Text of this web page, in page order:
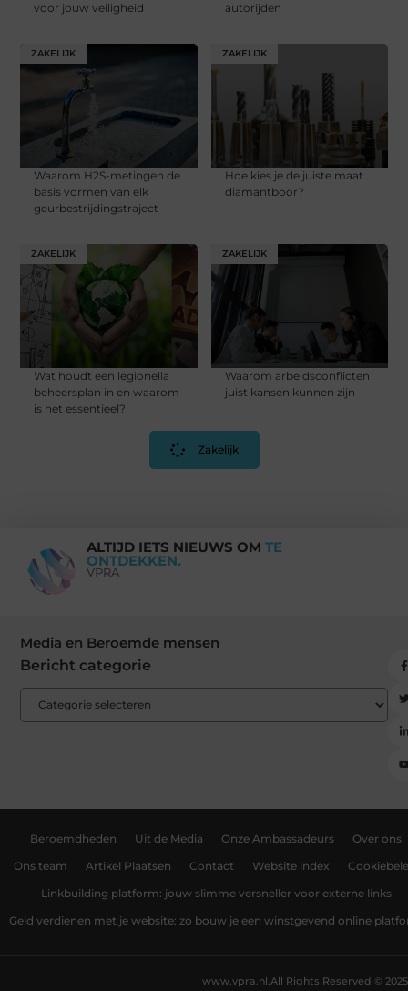
voor jouw veiligheid
autorijden
ZAKELIJK
Waarom H2S-metingen de
basis vormen van elk
geurbestrijdingstraject
ZAKELIJK
Hoe kies je de juiste maat
diamantboor?
ZAKELIJK
Wat houdt een legionella
beheersplan in en waarom
is het essentieel?
ZAKELIJK
Waarom arbeidsconflicten
juist kansen kunnen zijn
Zakelijk
ALTIJD IETS NIEUWS OM TE
ONTDEKKEN.
VPRA
Media en Beroemde mensen
Bericht categorie
Beroemdheden Uit de Media Onze Ambassadeurs Over ons
Ons team Artikel Plaatsen Contact Website index
Linkbuilding platform: jouw slimme versneller voor externe links
Geld verdienen met je website: zo bouw je een winstgevend online
All Rights Reserved © 2025
www.vpra.nl.